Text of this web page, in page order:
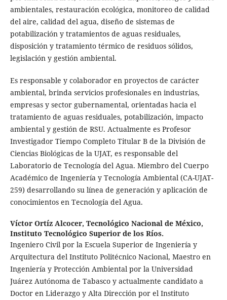
ambientales, restauración ecológica, monitoreo de calidad
del aire, calidad del agua, diseño de sistemas de
potabilización y tratamientos de aguas residuales,
disposición y tratamiento térmico de residuos sólidos,
legislación y gestión ambiental.
Es responsable y colaborador en proyectos de carácter
ambiental, brinda servicios profesionales en industrias,
empresas y sector gubernamental, orientadas hacia el
tratamiento de aguas residuales, potabilización, impacto
ambiental y gestión de RSU. Actualmente es Profesor
Investigador Tiempo Completo Titular B de la División de
Ciencias Biológicas de la UJAT, es responsable del
Laboratorio de Tecnología del Agua. Miembro del Cuerpo
Académico de Ingeniería y Tecnología Ambiental (CA-UJAT-
259) desarrollando su línea de generación y aplicación de
conocimientos en Tecnología del Agua.
Víctor Ortíz Alcocer, Tecnológico Nacional de México,
Instituto Tecnológico Superior de los Ríos.
Ingeniero Civil por la Escuela Superior de Ingeniería y
Arquitectura del Instituto Politécnico Nacional, Maestro en
Ingeniería y Protección Ambiental por la Universidad
Juárez Autónoma de Tabasco y actualmente candidato a
Doctor en Liderazgo y Alta Dirección por el Instituto